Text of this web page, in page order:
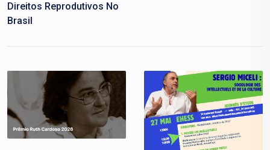
Direitos Reprodutivos No
Brasil